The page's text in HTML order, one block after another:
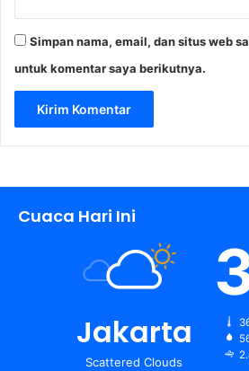
Simpan nama, email, dan situs web
untuk komentar saya berikutnya.
Cuaca Hari Ini
Jakarta
Scattered Clouds